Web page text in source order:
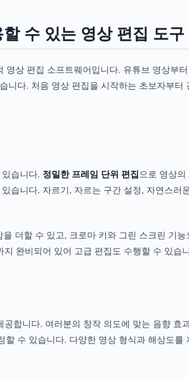
수 있는 영상 편집 도구
상 편집 소프트웨어입니다. 유튜브 영상부
니다. 처음 영상 편집을 시작하는 초보자부
습니다. 정밀한 프레임 단위 편집으로 영상의
습니다. 자르기, 자르는 구간 설정, 자연스러
더할 수 있고, 크로마 키와 그린 스크린 기
완비되어 있어 고급 편집도 수행할 수 있습
공합니다. 여러분의 창작 의도에 맞는 음향 효
수 있습니다. 다양한 영상 형식과 해상도